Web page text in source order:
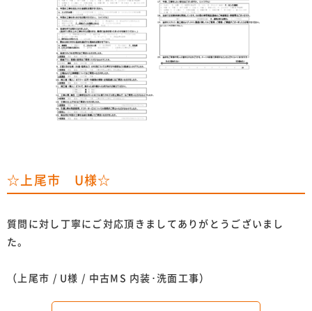
☆上尾市 U様☆
質問に対し丁寧にご対応頂きましてありがとうございまし
た。
（上尾市 / U様 / 中古MS 内装･洗面工事）